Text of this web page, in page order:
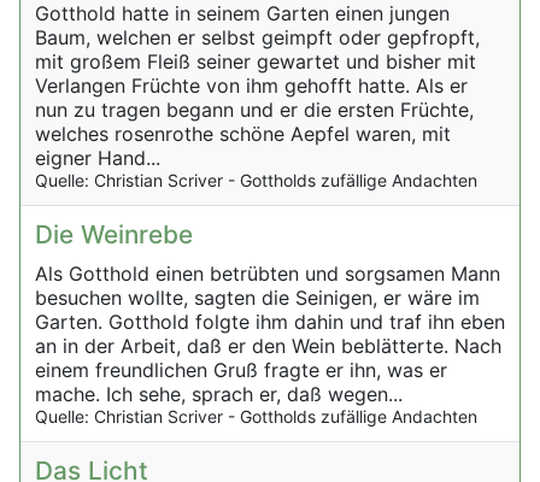
Gotthold hatte in seinem Garten einen jungen
Baum, welchen er selbst geimpft oder gepfropft,
mit großem Fleiß seiner gewartet und bisher mit
Verlangen Früchte von ihm gehofft hatte. Als er
nun zu tragen begann und er die ersten Früchte,
welches rosenrothe schöne Aepfel waren, mit
eigner Hand...
Quelle: Christian Scriver - Gottholds zufällige Andachten
Die Weinrebe
Als Gotthold einen betrübten und sorgsamen Mann
besuchen wollte, sagten die Seinigen, er wäre im
Garten. Gotthold folgte ihm dahin und traf ihn eben
an in der Arbeit, daß er den Wein beblätterte. Nach
einem freundlichen Gruß fragte er ihn, was er
mache. Ich sehe, sprach er, daß wegen...
Quelle: Christian Scriver - Gottholds zufällige Andachten
Das Licht